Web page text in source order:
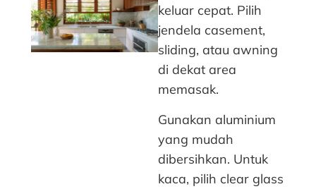
keluar cepat. Pilih
jendela casement,
sliding, atau awning
di dekat area
memasak.
Gunakan aluminium
yang mudah
dibersihkan. Untuk
kaca, pilih clear glass